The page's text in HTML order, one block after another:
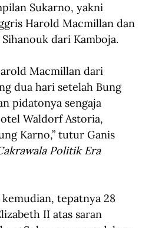
Sukarno, yakni
Harold Macmillan dan
dari Kamboja.
Macmillan dari
dua hari setelah Bung
pidatonya sengaja
Waldorf Astoria,
Karno,” tutur Ganis
Politik Era
tepatnya 28
II atas saran